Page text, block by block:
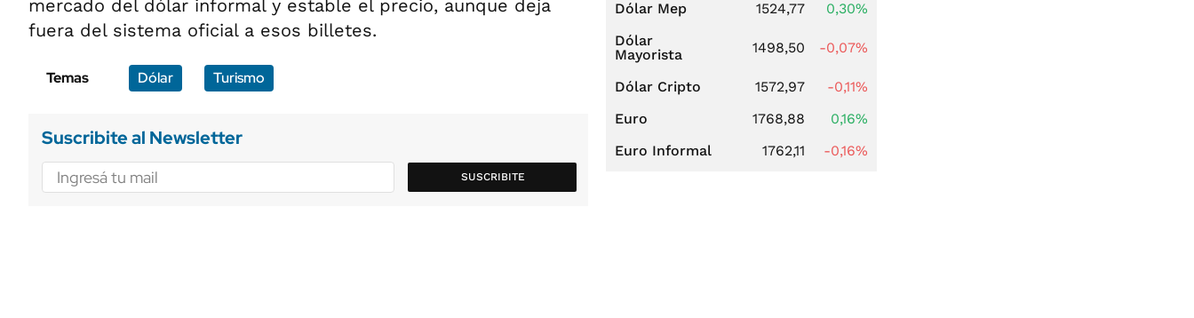
mercado del dólar informal y estable el precio, aunque deja
fuera del sistema oficial a esos billetes.
Temas Dólar Turismo
Suscribite al Newsletter
SUSCRIBITE
Dólar Mep 1524,77
0,30%
Dólar
Mayorista
1498,50 -0,07%
Dólar Cripto 1572,97
-0,11%
Euro
1768,88
0,16%
Euro Informal
1762,11 -0,16%